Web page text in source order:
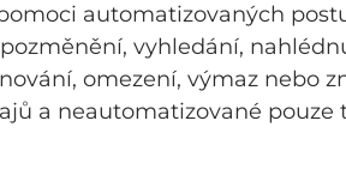
automatizovaných
vyhledání,
omezení, výmaz nebo
a neautomatizované pouze